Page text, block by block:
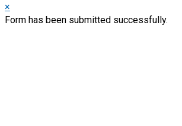
×
Form has been submitted successfully.